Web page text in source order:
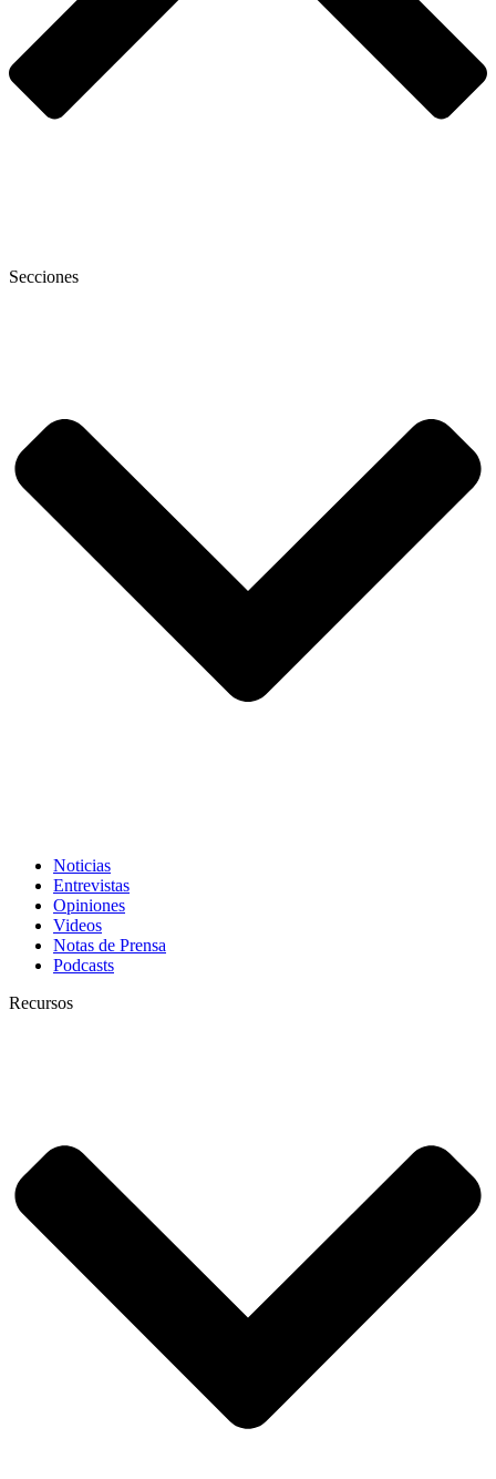
Secciones
Noticias
Entrevistas
Opiniones
Videos
Notas de Prensa
Podcasts
Recursos